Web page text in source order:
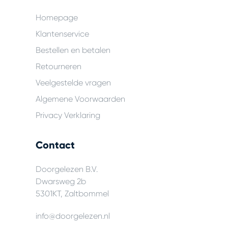
Homepage
Klantenservice
Bestellen en betalen
Retourneren
Veelgestelde vragen
Algemene Voorwaarden
Privacy Verklaring
Contact
Doorgelezen B.V.
Dwarsweg 2b
5301KT, Zaltbommel
info@doorgelezen.nl